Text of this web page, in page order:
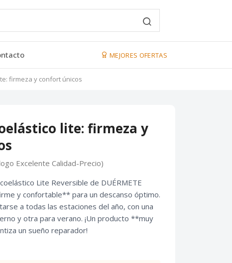
MEJORES OFERTAS
firmeza y confort únicos
lite: firmeza y
Excelente Calidad-Precio)
Lite Reversible de DUÉRMETE
y confortable** para un descanso óptimo.
a todas las estaciones del año, con una
y otra para verano. ¡Un producto **muy
un sueño reparador!